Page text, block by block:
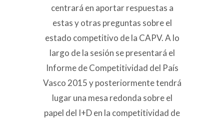
centrará en aportar respuestas a
estas y otras preguntas sobre el
estado competitivo de la CAPV. A lo
largo de la sesión se presentará el
Informe de Competitividad del País
Vasco 2015 y posteriormente tendrá
lugar una mesa redonda sobre el
papel del I+D en la competitividad de